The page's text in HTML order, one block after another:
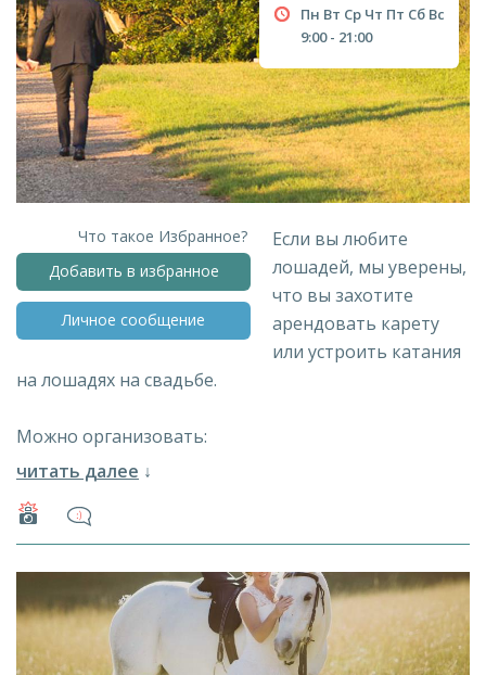
Пн Вт Ср Чт Пт Сб Вс
9:00 - 21:00
Что такое Избранное?
Добавить в избранное
Личное сообщение
Если вы любите
лошадей, мы уверены,
что вы захотите
арендовать карету
или устроить катания
на лошадях на свадьбе.
Можно организовать:
прибытие на место регистрации,
обмен клятвами на лошадях,
свадебная фотосессия.
Прокат кареты от 1 часа. Все условия обсуждаемы.
Пишите в личные сообщения.
читать далее ↓